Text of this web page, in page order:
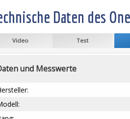
Daten des
Video Test
und Messwerte